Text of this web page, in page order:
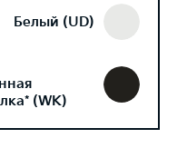
Белый (UD)
(WK)